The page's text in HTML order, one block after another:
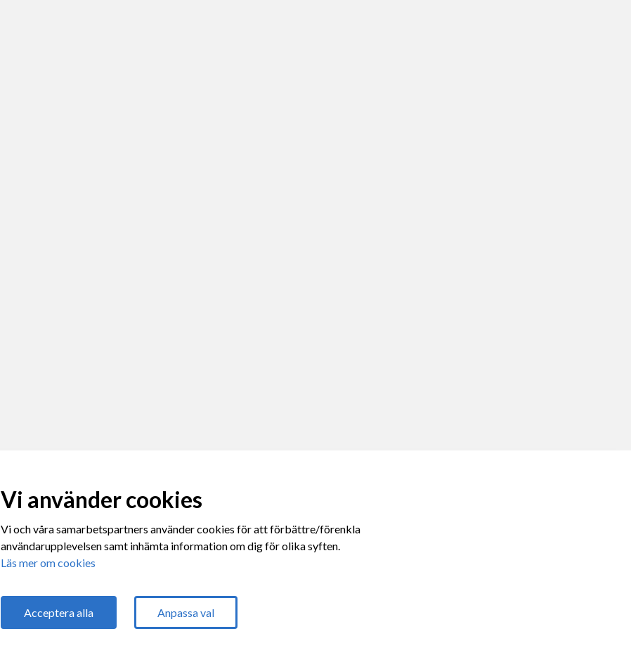
Vi använder cookies
Vi och våra samarbetspartners använder cookies för att förbättre/förenkla
användarupplevelsen samt inhämta information om dig för olika syften.
Läs mer om cookies
Acceptera alla Anpassa val